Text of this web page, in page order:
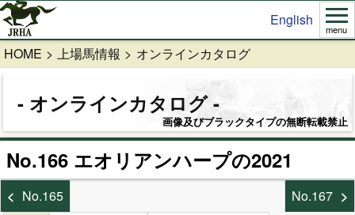
English
menu
HOME 上場馬情報 オンラインカタログ
オンラインカタログ
画像及びブラックタイプの無断転載禁止
No.166 エオリアンハープの2021
No.165
No.167